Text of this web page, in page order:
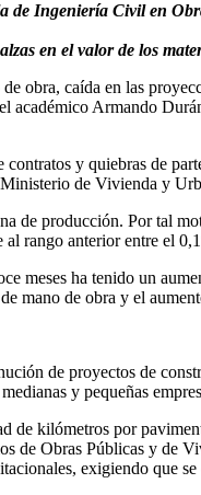
Ingeniería Civil en
en el valor de los
obra, caída en las
académico Armando
y quiebras de
de Vivienda y
de producción. Por tal
rango anterior entre el
meses ha tenido un
mano de obra y el
de proyectos de
y pequeñas
de kilómetros por
de Obras Públicas y
exigiendo que